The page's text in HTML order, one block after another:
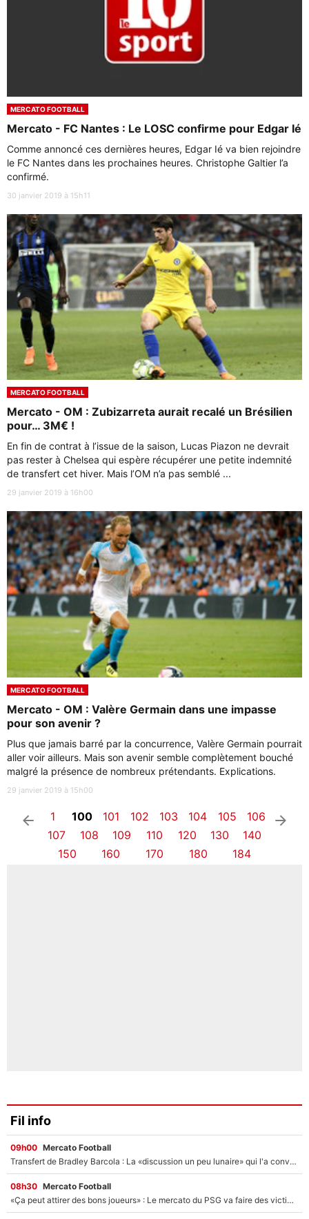
MERCATO FOOTBALL
Mercato - FC Nantes : Le LOSC confirme pour Edgar Ié
Comme annoncé ces dernières heures, Edgar Ié va bien rejoindre
le FC Nantes dans les prochaines heures. Christophe Galtier l’a
confirmé.
30 janvier 2019 à 15h11
MERCATO FOOTBALL
Mercato - OM : Zubizarreta aurait recalé un Brésilien
pour… 3M€ !
En fin de contrat à l’issue de la saison, Lucas Piazon ne devrait
pas rester à Chelsea qui espère récupérer une petite indemnité
de transfert cet hiver. Mais l’OM n’a pas semblé ...
29 janvier 2019 à 16h00
MERCATO FOOTBALL
Mercato - OM : Valère Germain dans une impasse
pour son avenir ?
Plus que jamais barré par la concurrence, Valère Germain pourrait
aller voir ailleurs. Mais son avenir semble complètement bouché
malgré la présence de nombreux prétendants. Explications.
29 janvier 2019 à 15h00
arrow_left 1 100 101 102 103 104 105
106
107
108 109 110 120 130
140
150
160 170 180 184
arrow_right
Fil info
09h00 Mercato Football
Transfert de Bradley Barcola : La «discussion un peu lunaire» qui l'a convaincu de quitter le PSG, son entourage est pointé du doigt
08h30 Mercato Football
«Ça peut attirer des bons joueurs» : Le mercato du PSG va faire des victimes dans l'effectif de Luis Enrique ?